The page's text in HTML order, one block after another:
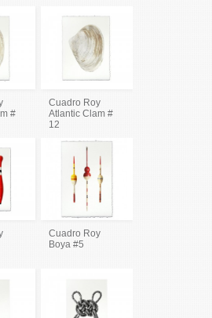
#
Cuadro Roy
Atlantic Clam #
12
Cuadro Roy
Boya #5